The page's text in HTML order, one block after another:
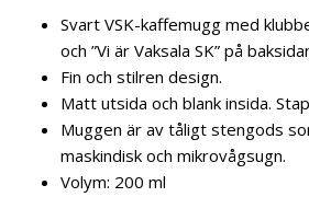
Svart VSK-kaffemugg med
och ”Vi är Vaksala SK” på
Fin och stilren design.
Matt utsida och blank insida.
Muggen är av tåligt stengods
maskindisk och mikrovågsugn.
Volym: 200 ml